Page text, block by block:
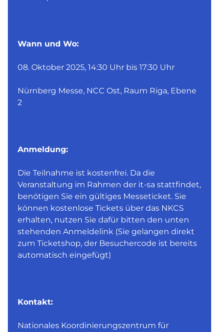
Wann und Wo:
08. Oktober 2025, 14:30 Uhr bis 17:30 Uhr
Nürnberg Messe, NCC Ost, Raum Riga, Ebene
2
Anmeldung:
Die Teilnahme ist kostenfrei. Da die
Veranstaltung im Rahmen der it-sa stattfindet,
benötigen Sie ein gültiges Messeticket. Sie
können kostenlose Tickets über das NKCS
erhalten, nutzen Sie dafür bitten den unten
stehenden Anmeldelink (Sie gelangen direkt
zum Ticketshop, der Besuchercode ist bereits
automatisch eingefügt)
Kontakt:
Nationales Koordinierungszentrum für